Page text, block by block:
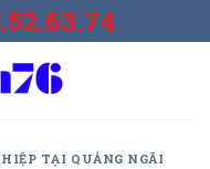
TẠI QUẢNG NGÃI